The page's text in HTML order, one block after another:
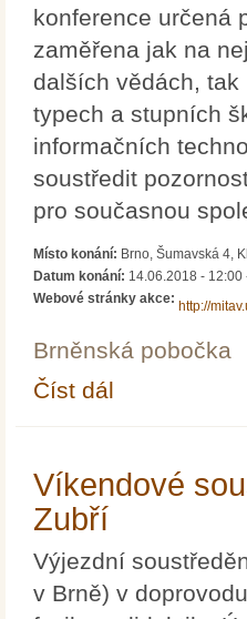
konference určená
zaměřena jak na
dalších vědách,
typech a stupních
informačních
soustředit
pro současnou
Místo konání: Brno, Šumavská 4,
Datum konání: 14.06.2018 - 12:00
Webové stránky akce:
http://
Brněnská pobočka
Číst dál
Víkendové
Zubří
Výjezdní
v Brně) v